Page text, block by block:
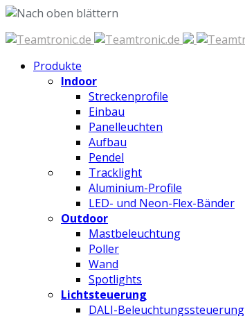
Zum
springenProdukte
Indoor
Streckenprofile
Einbau
Panelleuchten
Aufbau
Pendel
Tracklight
Aluminium-Profile
LED- und Neon-Flex-Bänder
Outdoor
Mastbeleuchtung
Poller
Wand
Spotlights
Lichtsteuerung
DALI-Beleuchtungssteuerung